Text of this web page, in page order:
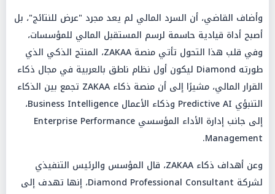
وأضاف القاضي، أن السرد المالي لم يعد مجرد "عرض للنتائج"، بل
أصبح أداة قيادية حاسمة لرسم المستقبل المالي للمؤسسات،
وفي قلب هذا التحول تأتي منصة ZAKAA، المنتج الذكي الذي
طورته Diamond ليكون أول نظام ناطق بالعربية في مجال ذكاء
القرار المالي، مشيرًا إلى أن منصة ذكاء ZAKAA تجمع بين الذكاء
التنبؤي Predictive AI وذكاء الأعمال Business Intelligence،
إلى جانب إدارة الأداء المؤسسي Enterprise Performance
Management.
وعن أهداف ذكاء ZAKAA، قال المؤسس والرئيس التنفيذي
لشركة Diamond Professional Consultant، إنها تهدف إلى